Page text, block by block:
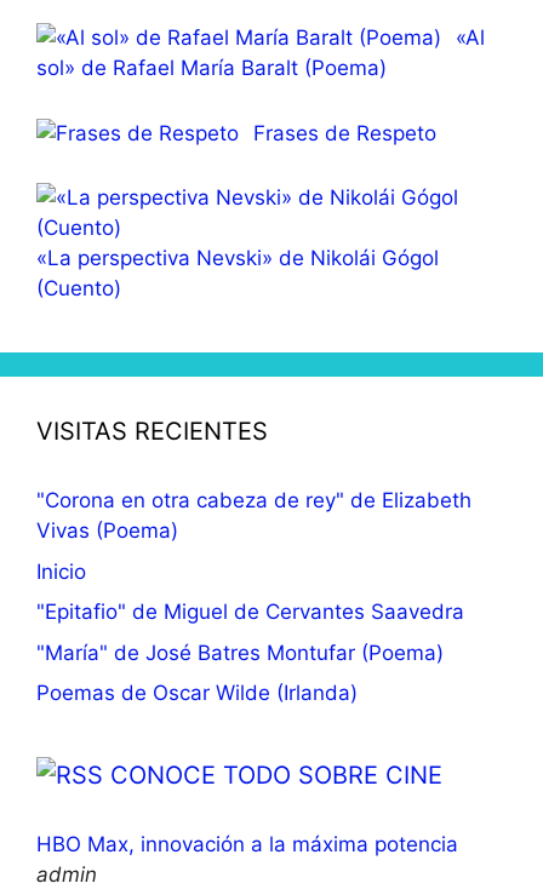
«Al
sol» de Rafael María Baralt (Poema)
Frases de Respeto
«La perspectiva Nevski» de Nikolái Gógol
(Cuento)
VISITAS RECIENTES
"Corona en otra cabeza de rey" de Elizabeth
Vivas (Poema)
Inicio
"Epitafio" de Miguel de Cervantes Saavedra
"María" de José Batres Montufar (Poema)
Poemas de Oscar Wilde (Irlanda)
CONOCE TODO SOBRE CINE
HBO Max, innovación a la máxima potencia
admin